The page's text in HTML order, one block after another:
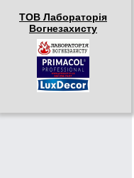
ТОВ Лабораторія
Вогнезахисту